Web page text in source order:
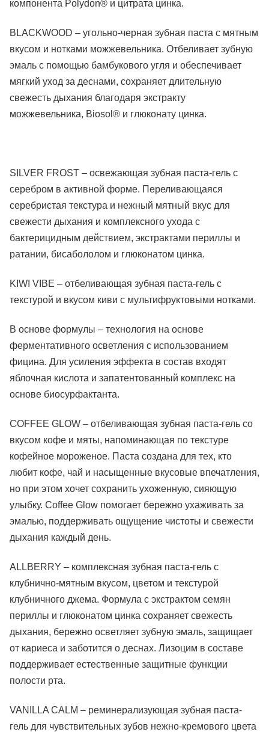
компонента Polydon® и цитрата цинка.
BLACKWOOD – угольно-черная зубная паста с мятным
вкусом и нотками можжевельника. Отбеливает зубную
эмаль с помощью бамбукового угля и обеспечивает
мягкий уход за деснами, сохраняет длительную
свежесть дыхания благодаря экстракту
можжевельника, Biosol® и глюконату цинка.
SILVER FROST – освежающая зубная паста-гель с
серебром в активной форме. Переливающаяся
серебристая текстура и нежный мятный вкус для
свежести дыхания и комплексного ухода с
бактерицидным действием, экстрактами периллы и
ратании, бисабололом и глюконатом цинка.
KIWI VIBE – отбеливающая зубная паста-гель с
текстурой и вкусом киви с мультифруктовыми нотками.
В основе формулы – технология на основе
ферментативного осветления с использованием
фицина. Для усиления эффекта в состав входят
яблочная кислота и запатентованный комплекс на
основе биосурфактанта.
COFFEE GLOW – отбеливающая зубная паста-гель со
вкусом кофе и мяты, напоминающая по текстуре
кофейное мороженое. Паста создана для тех, кто
любит кофе, чай и насыщенные вкусовые впечатления,
но при этом хочет сохранить ухоженную, сияющую
улыбку. Coffee Glow помогает бережно ухаживать за
эмалью, поддерживать ощущение чистоты и свежести
дыхания каждый день.
ALLBERRY – комплексная зубная паста-гель с
клубнично-мятным вкусом, цветом и текстурой
клубничного джема. Формула с экстрактом семян
периллы и глюконатом цинка сохраняет свежесть
дыхания, бережно осветляет зубную эмаль, защищает
от кариеса и заботится о деснах. Лизоцим в составе
поддерживает естественные защитные функции
полости рта.
VANILLA CALM – реминерализующая зубная паста-
гель для чувствительных зубов нежно-кремового цвета